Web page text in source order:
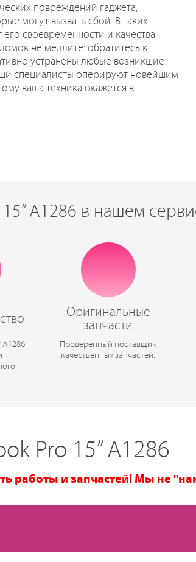
повреждений гаджета,
могут вызвать сбой. В таких
своевременности и качества
не медлите: обратитесь к
устранены любые возникшие
специалисты оперируют новейшим
ваша техника окажется в
А1286 в нашем
А1286
Оригинальные
запчасти
Проверенный поставщик
качественных запчастей.
Pro 15” А1286
работы и запчастей! Мы не